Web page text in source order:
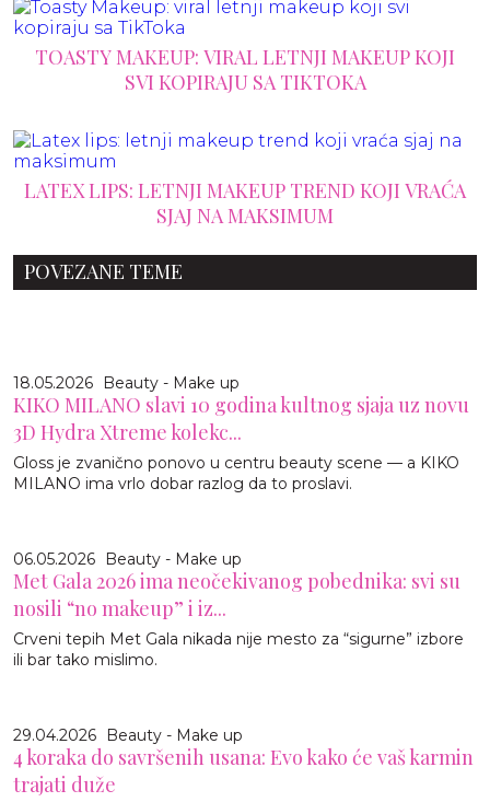
TOASTY MAKEUP: VIRAL LETNJI MAKEUP KOJI
SVI KOPIRAJU SA TIKTOKA
LATEX LIPS: LETNJI MAKEUP TREND KOJI VRAĆA
SJAJ NA MAKSIMUM
POVEZANE TEME
18.05.2026 Beauty - Make up
KIKO MILANO slavi 10 godina kultnog sjaja uz novu
3D Hydra Xtreme kolekc...
Gloss je zvanično ponovo u centru beauty scene — a KIKO
MILANO ima vrlo dobar razlog da to proslavi.
06.05.2026 Beauty - Make up
Met Gala 2026 ima neočekivanog pobednika: svi su
nosili “no makeup” i iz...
Crveni tepih Met Gala nikada nije mesto za “sigurne” izbore
ili bar tako mislimo.
29.04.2026 Beauty - Make up
4 koraka do savršenih usana: Evo kako će vaš karmin
trajati duže